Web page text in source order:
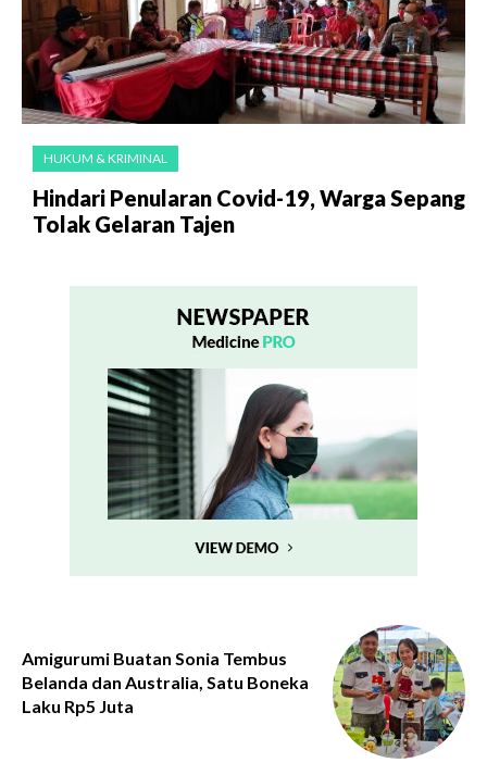
HUKUM & KRIMINAL
Hindari Penularan Covid-19, Warga Sepang
Tolak Gelaran Tajen
Amigurumi Buatan Sonia Tembus
Belanda dan Australia, Satu Boneka
Laku Rp5 Juta